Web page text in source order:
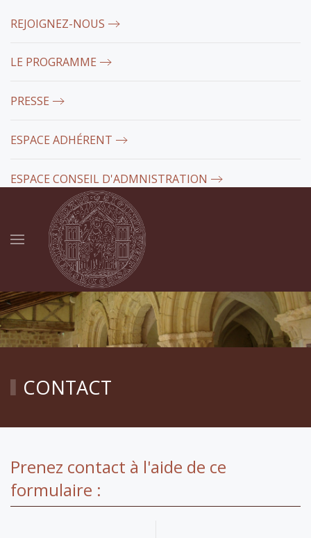
REJOIGNEZ-NOUS
LE PROGRAMME
PRESSE
ESPACE ADHÉRENT
ESPACE CONSEIL D'ADMNISTRATION
CONTACT
Prenez contact à l'aide de ce
formulaire :